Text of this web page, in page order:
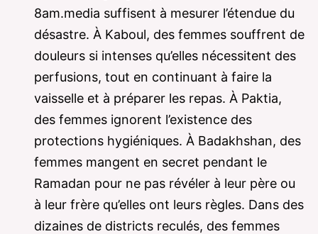
8am.media suffisent à mesurer l’étendue du
désastre. À Kaboul, des femmes souffrent de
douleurs si intenses qu’elles nécessitent des
perfusions, tout en continuant à faire la
vaisselle et à préparer les repas. À Paktia,
des femmes ignorent l’existence des
protections hygiéniques. À Badakhshan, des
femmes mangent en secret pendant le
Ramadan pour ne pas révéler à leur père ou
à leur frère qu’elles ont leurs règles. Dans des
dizaines de districts reculés, des femmes